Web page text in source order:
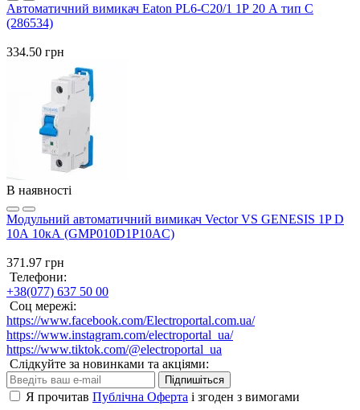
Автоматичний вимикач Eaton PL6-C20/1 1Р 20 А тип С
(286534)
334.50 грн
В наявності
Модульний автоматичний вимикач Vector VS GENESIS 1P D
10А 10кА (GMP010D1P10AC)
371.97 грн
Телефони:
+38(077) 637 50 00
Соц мережі:
https://www.facebook.com/Electroportal.com.ua/
https://www.instagram.com/electroportal_ua/
https://www.tiktok.com/@electroportal_ua
Слідкуйте за новинками та акціями:
Підпишіться
Я прочитав Публічна Оферта і згоден з вимогами